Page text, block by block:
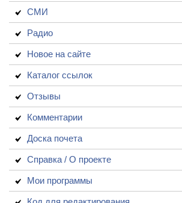
СМИ
Радио
Новое на сайте
Каталог ссылок
Отзывы
Комментарии
Доска почета
Справка / О проекте
Мои программы